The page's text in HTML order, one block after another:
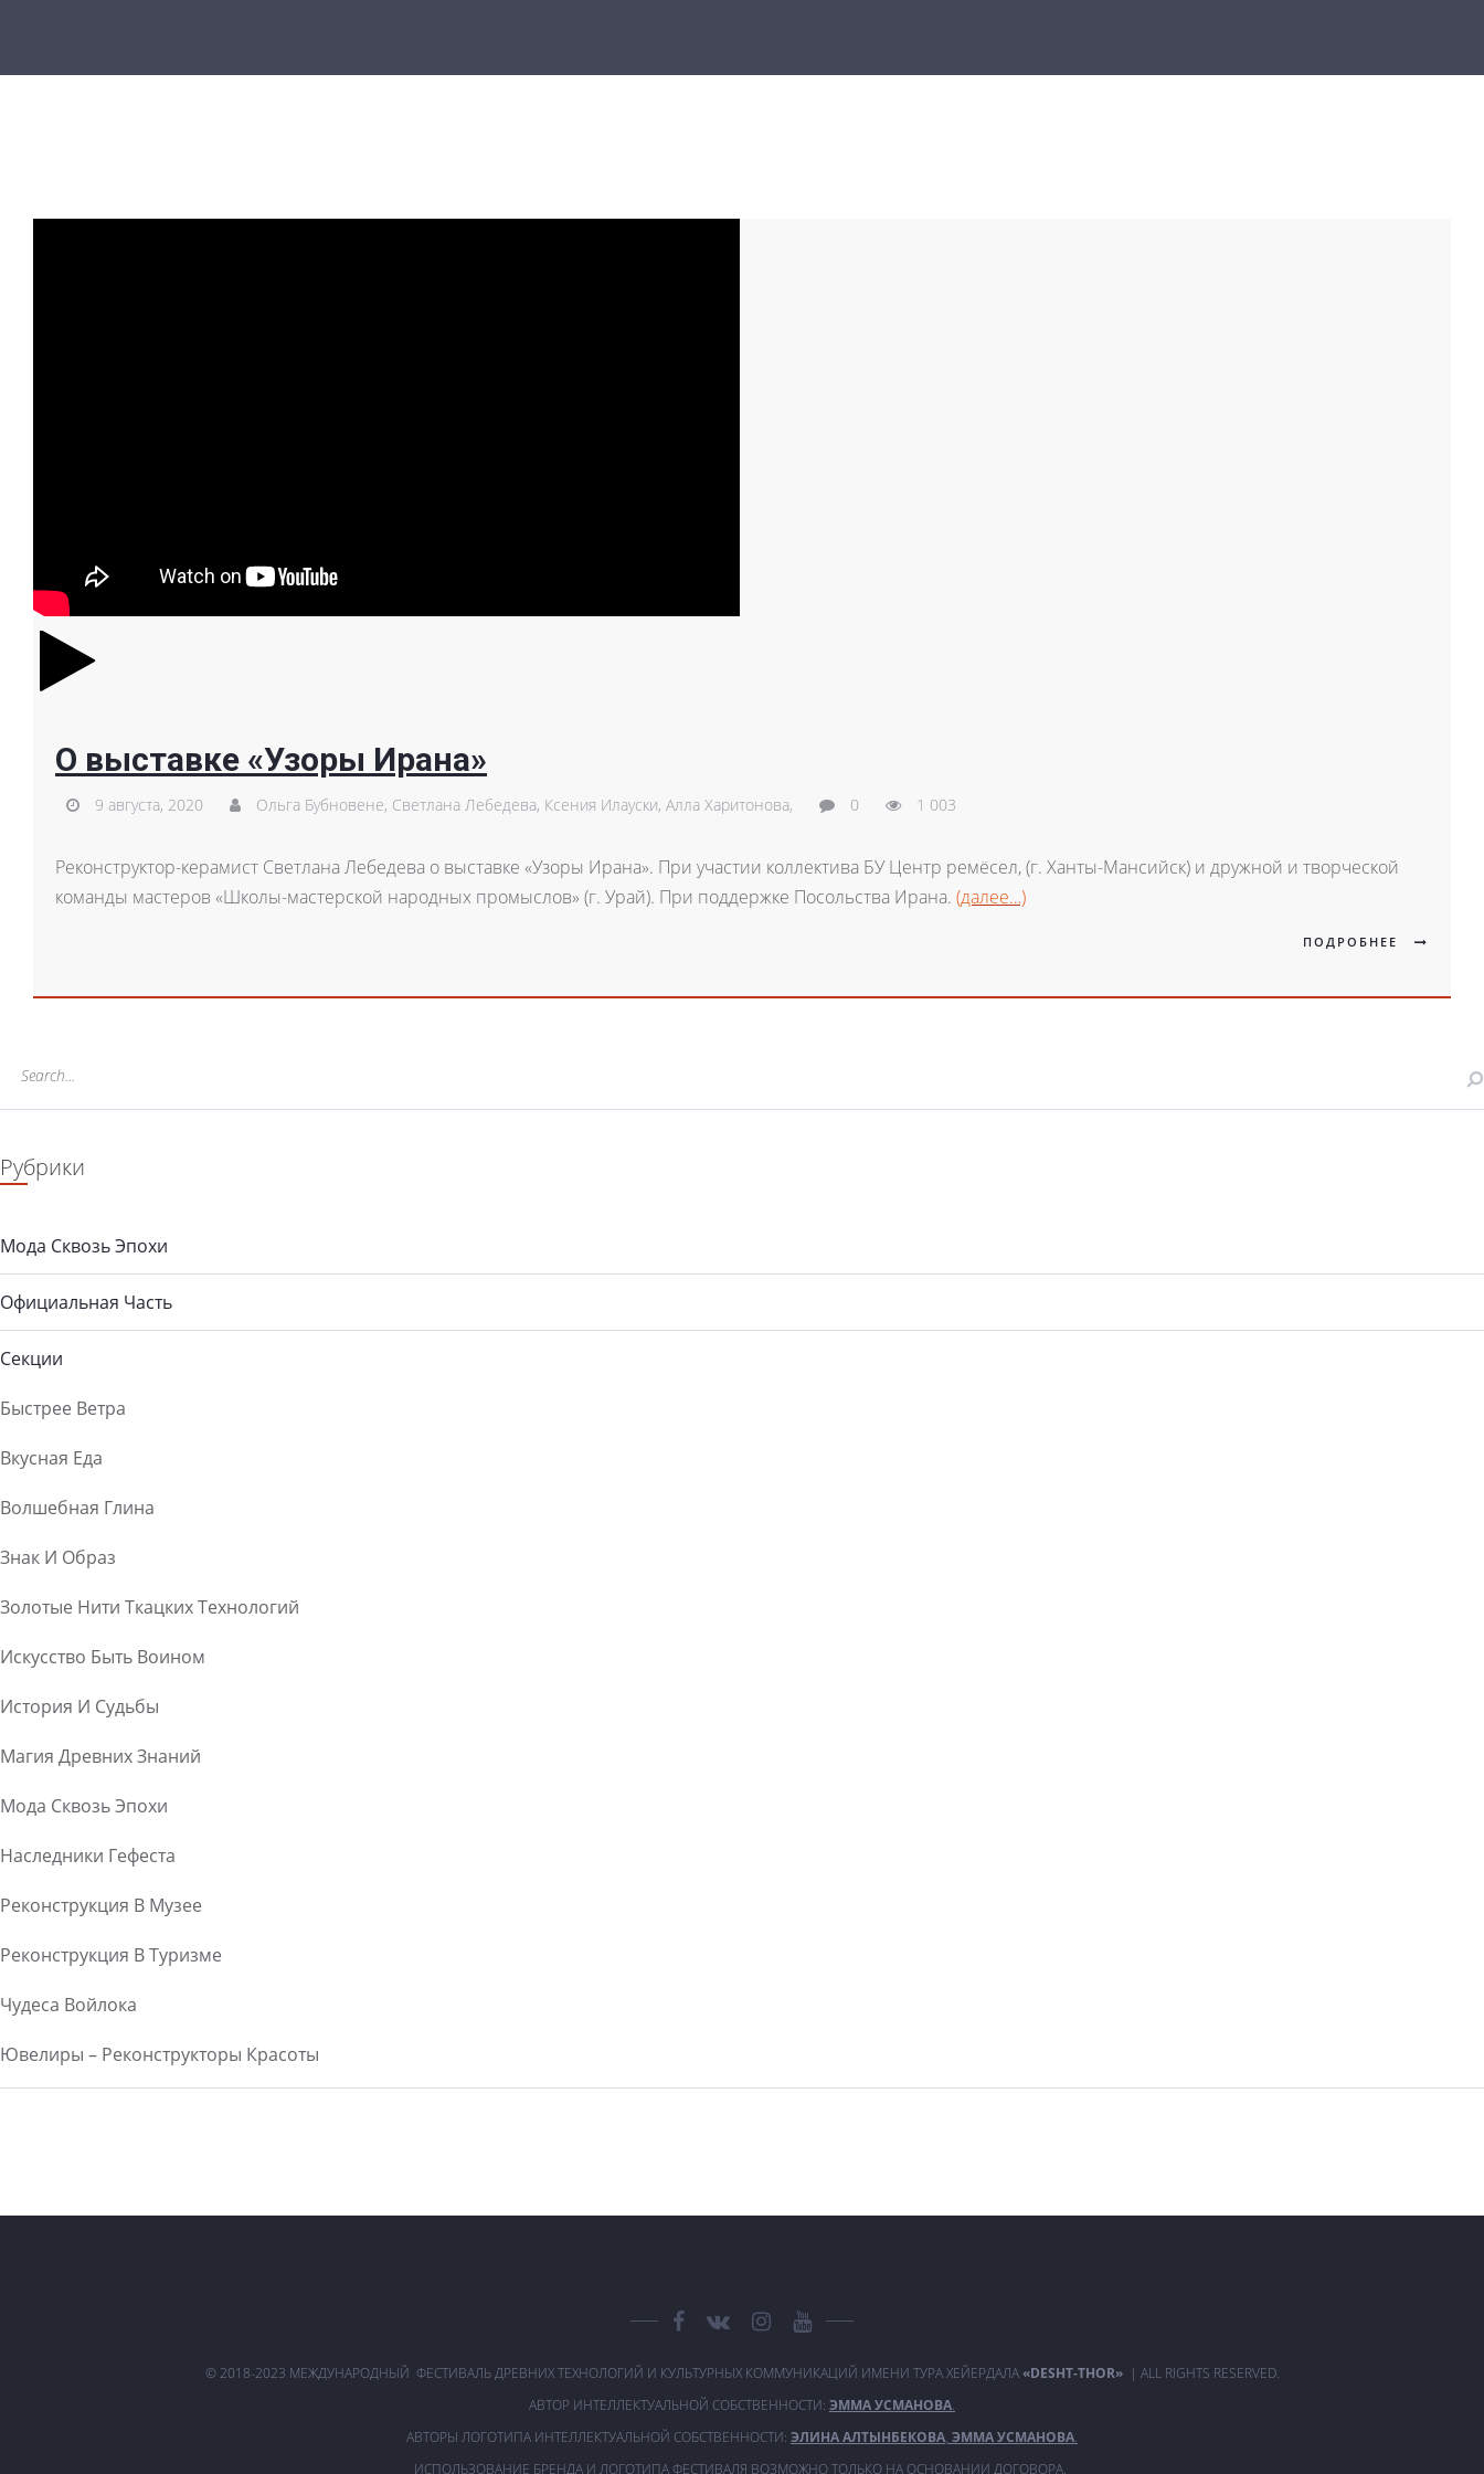
О выставке «Узоры Ирана»
9 августа, 2020 Ольга Бубновене, Светлана Лебедева, Ксения Илауски, Алла Харитонова, 0 1 003
Реконструктор-керамист Светлана Лебедева о выставке «Узоры Ирана». При участии коллектива БУ Центр ремёсел, (г. Ханты-Мансийск) и дружной и творческой
команды мастеров «Школы-мастерской народных промыслов» (г. Урай). При поддержке Посольства Ирана. (далее…)
ПОДРОБНЕЕ
Рубрики
Мода Сквозь Эпохи
Официальная Часть
Секции
Быстрее Ветра
Вкусная Еда
Волшебная Глина
Знак И Образ
Золотые Нити Ткацких Технологий
Искусство Быть Воином
История И Судьбы
Магия Древних Знаний
Мода Сквозь Эпохи
Наследники Гефеста
Реконструкция В Музее
Реконструкция В Туризме
Чудеса Войлока
Ювелиры – Реконструкторы Красоты
© 2018-2023 МЕЖДУНАРОДНЫЙ ФЕСТИВАЛЬ ДРЕВНИХ ТЕХНОЛОГИЙ И КУЛЬТУРНЫХ КОММУНИКАЦИЙ ИМЕНИ ТУРА ХЕЙЕРДАЛА«DESHT-THOR»| ALL RIGHTS RESERVED.
АВТОР ИНТЕЛЛЕКТУАЛЬНОЙ СОБСТВЕННОСТИ: ЭММА УСМАНОВА.
АВТОРЫ ЛОГОТИПА ИНТЕЛЛЕКТУАЛЬНОЙ СОБСТВЕННОСТИ: ЭЛИНА АЛТЫНБЕКОВА, ЭММА УСМАНОВА.
ИСПОЛЬЗОВАНИЕ БРЕНДА И ЛОГОТИПА ФЕСТИВАЛЯ ВОЗМОЖНО ТОЛЬКО НА ОСНОВАНИИ ДОГОВОРА.